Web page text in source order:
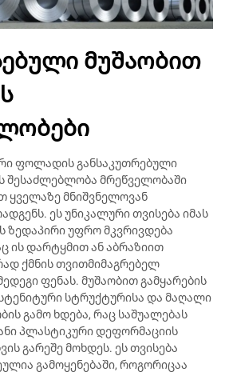
მუშაობით
ფოლადის განსაკუთრებული
შესაძლებლობა მრეწველობაში
ყველაზე მნიშვნელოვან
ეს უნიკალური თვისება იმას
ზედაპირი უფრო მკვრივდება
ის დარტყმით ან აბრაზიით
ქმნის თვითმიმაგრებელ
ფენას. მუშაობით გამყარების
სტრუქტურისა და მაღალი
გამო ხდება, რაც საშუალებას
პლასტიკური დეფორმაციის
გარეშე მოხდეს. ეს თვისება
გამოყენებაში, როგორიცაა